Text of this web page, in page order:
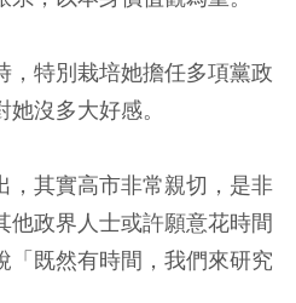
，特別栽培她擔任多項黨政
沒多大好感。
，其實高市非常親切，是非
他政界人士或許願意花時間
「既然有時間，我們來研究